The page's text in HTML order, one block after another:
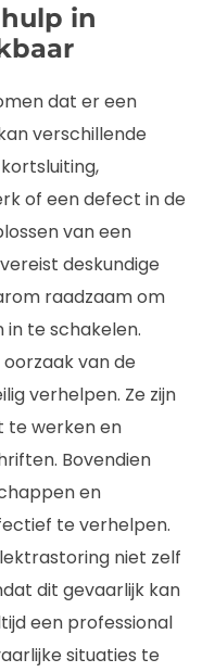
in
dat er een
verschillende
of een defect in de
van een
deskundige
raadzaam om
te schakelen.
van de
verhelpen. Ze zijn
te werken en
Bovendien
en
te verhelpen.
niet zelf
dit gevaarlijk kan
een professional
situaties te